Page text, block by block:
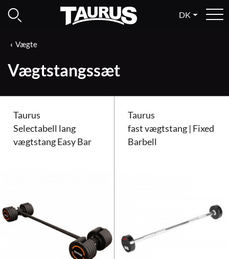
DK
Vægte
Vægtstangssæt
Taurus
Selectabell lang
vægtstang Easy Bar
Taurus
fast vægtstang | Fixed
Barbell